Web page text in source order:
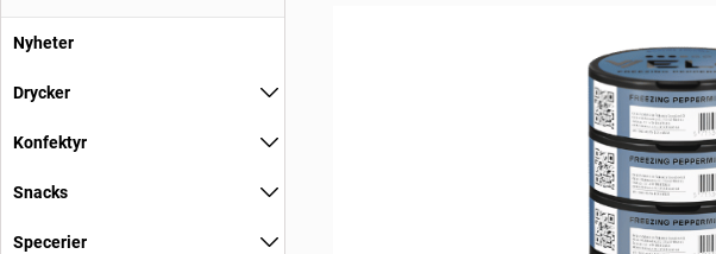
Nyheter
Drycker
Konfektyr
Snacks
Specerier